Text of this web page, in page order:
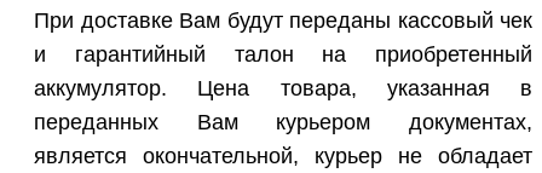
При доставке Вам будут переданы кассовый чек
и гарантийный талон на приобретенный
аккумулятор. Цена товара, указанная в
переданных Вам курьером документах,
является окончательной, курьер не обладает